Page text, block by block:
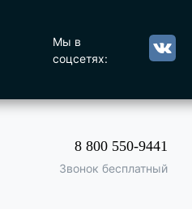
Мы в
соцсетях:
8 800 550-9441
Звонок бесплатный